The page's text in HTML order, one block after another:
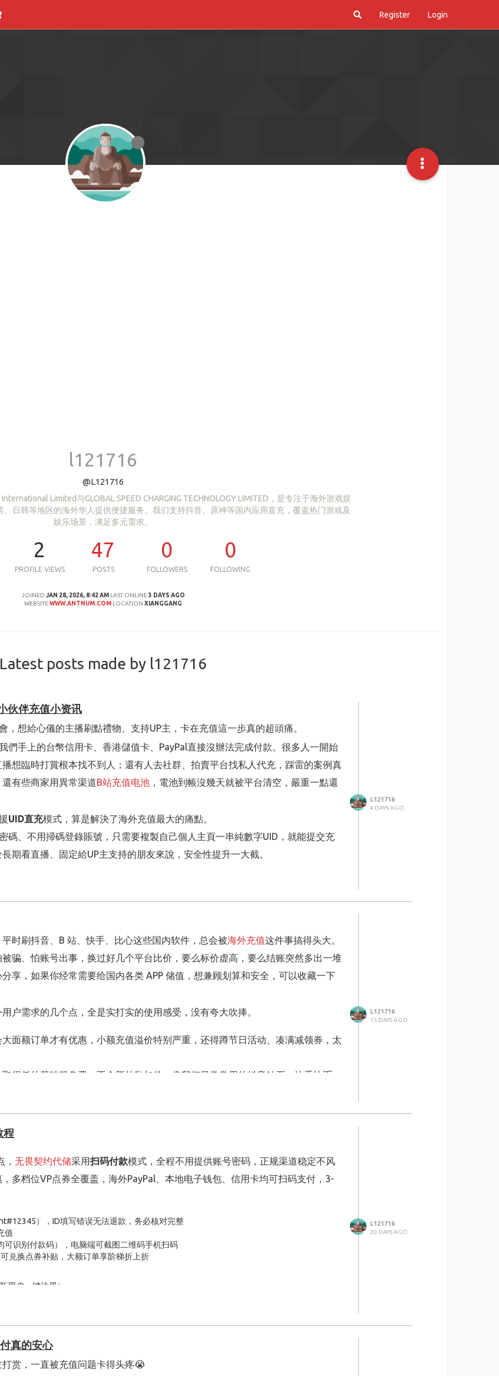
Register Login
l121716
@L121716
Limited与GLOBAL SPEED CHARGING TECHNOLOGY LIMITED，是专注于海外游戏娱
日韩等地区的海外华人提供便捷服务。我们支持抖音、原神等国内应用直充，覆盖热门游戏及
娱乐场景，满足多元需求。
2
PROFILE VIEWS
47
POSTS
0
FOLLOWERS
0
FOLLOWING
JOINED JAN 28, 2026, 8:42 AM LAST ONLINE 3 DAYS AGO
WEBSITEWWW.ANTNUM.COM LOCATION XIANGGANG
Latest posts made by l121716
伙伴充值小资讯
想給心儀的主播刷點禮物、支持UP主，卡在充值這一步真的超頭痛。
們手上的台幣信用卡、香港儲值卡、PayPal直接沒辦法完成付款。很多人一開始
想臨時打賞根本找不到人；還有人去社群、拍賣平台找私人代充，踩雷的案例真
有些商家用異常渠道B站充值电池 ，電池到帳沒幾天就被平台清空，嚴重一點還
UID直充模式，算是解決了海外充值最大的痛點。
碼、不用掃碼登錄賬號，只需要複製自己個人主頁一串純數字UID，就能提交充
期看直播、固定給UP主支持的朋友來說，安全性提升一大截。
用很容易被B站判定為賬號異常登錄，UID直充就完全避開了這個問題。操作門
、香港電子錢包、Visa、Mastercard國際信用卡、PayPal全部都能正常付款，
間內電池就會同步到B站錢包，就算遇到直播高峰訂單量變大，保留好訂單編號
除了直播電池之外，B站B幣、大會員、大航海這類常見的充值需求也都可以用
直充，杜絕私交代充；長期需要囤電池追直播賽事、做UP主運營的話，穩定的直
旦號碼填寫錯誤，充值金額是無法轉移與退還的，做好這一點就能安心使用啦。
L121716
4 DAYS AGO
时刷抖音、B 站、快手、比心这些国内软件，总会被海外充值这件事搞得头大。
骗、怕账号出事，换过好几个平台比价，要么标价虚高，要么结账突然多出一堆
享，如果你经常需要给国内各类 APP 储值，想兼顾划算和安全，可以收藏一下
户需求的几个点，全是实打实的使用感受，没有夸大吹捧。
面额订单才有优惠，小额充值溢价特别严重，还得蹲节日活动、凑满减领券，太
很低的基础服务费，不会额外乱加价。像我们日常常用的抖音钻石、快手快币、
码，很容易触发 APP 风控，严重的还会直接封号；要么要折腾切换商店地区、
的账号 ID 就能完成直充，抖音、B 站、比心、小红书全都通用，只有极少数特
大幅降低账号被盗、被平台风控的风险，用着安心很多。
充值网站，来回切换比价下单，特别麻烦。
币、社交软件金币、各大手游点券、长视频会员储值全部囊括在内。
。
事达卡、各个国家本土电子钱包都能直接付款，自己随时随地就能自主下单充
L121716
15 DAYS AGO
程
， 无畏契约代储采用扫码付款模式，全程不用提供账号密码，正规渠道稳定不风
多档位VP点券全覆盖，海外PayPal、本地电子钱包、信用卡均可扫码支付，3-
），ID填写错误无法退款，务必核对完整
值
识别付款码），电脑端可截图二维码手机扫码
兑换点券补贴，大额订单享阶梯折上折
用户一键注册）
券充值商品进入详情页
，确认金额无误后点击「立即下单」
汇兑手续费）
L121716
20 DAYS AGO
真的安心
赏，一直被充值问题卡得头疼😭